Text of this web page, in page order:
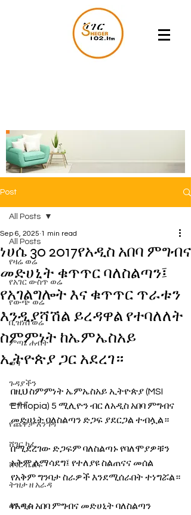
Post
All Posts
የዛሬ ወሬ
የአገር ውስጥ ወሬ
የውጭ ወሬ
ቢዝነስ ወሬ
ምጣኔ ሐብት
ወግ
ጉዳያችን
መቆያ
የጨዋታ እንግዳ
ሸገር ካፌ
ሸገር ሼልፍ
ትዝታ ዘ አራዳ
ልዩ ወሬ
All Posts
ነሀሴ 30 2017የአዲስ አበባ ምግብና
መድሀኒት ቁጥጥር ባለስልጣን፤
የአገልግሎት እና ቁጥጥር ጥራቱን
እንዲያሻሽል ይረዳዋል የተባለለት
ስምምነት ከኤምኤስአይ
ኢትዮጵያ ጋር አደረገ።
Sep 6, 2025 1 min read
በዚህ ስምምነት ኤምኤስአይ ኢትዮጵያ (MSI
Ethiopia) 5 ሚሊዮን ብር ለአዲስ አበባ ምግብና
መድሀኒት ባለስልጣን ድጋፍ ያደርጋል ተብሏል።
በሚደረገው ድጋፍም ባለስልጣኑ የባለሞያዎቹን
አቅም ለማሳደግ፤ የተለያዩ ስልጠናና መሰል
የአቅም ግንባታ ስራዎች እንደሚሰራበት ተነግሯል።
የአዲስ አበባ ምግብና መድሀኒት ባለስልጣን